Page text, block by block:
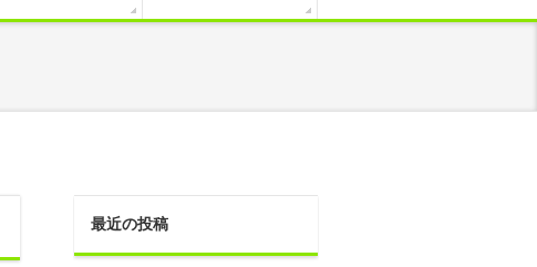
最近の投稿